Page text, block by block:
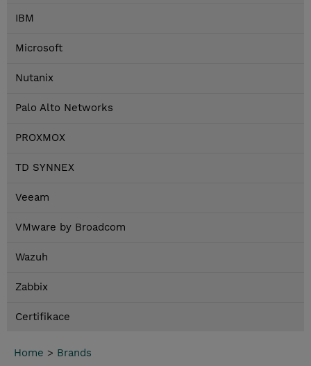
IBM
Microsoft
Nutanix
Palo Alto Networks
PROXMOX
TD SYNNEX
Veeam
VMware by Broadcom
Wazuh
Zabbix
Certifikace
Home > Brands